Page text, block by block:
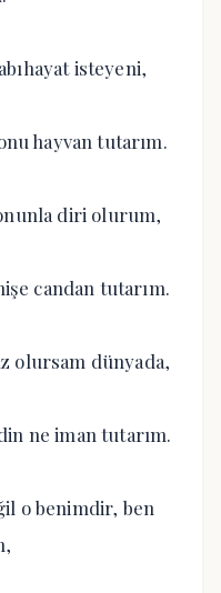
isteyeni,
hayvan tutarım.
diri olurum,
candan tutarım.
olursam dünyada,
ne iman tutarım.
o benimdir, ben